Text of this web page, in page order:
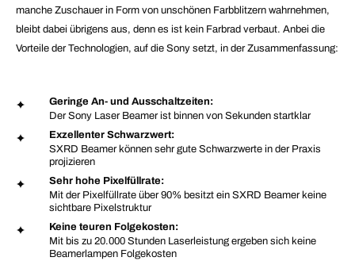
manche Zuschauer in Form von unschönen Farbblitzern wahrnehmen,
bleibt dabei übrigens aus, denn es ist kein Farbrad verbaut. Anbei die
Vorteile der Technologien, auf die Sony setzt, in der Zusammenfassung:
Geringe An- und Ausschaltzeiten:
Der Sony Laser Beamer ist binnen von Sekunden startklar
Exzellenter Schwarzwert:
SXRD Beamer können sehr gute Schwarzwerte in der Praxis
projizieren
Sehr hohe Pixelfüllrate:
Mit der Pixelfüllrate über 90% besitzt ein SXRD Beamer keine
sichtbare Pixelstruktur
Keine teuren Folgekosten:
Mit bis zu 20.000 Stunden Laserleistung ergeben sich keine
Beamerlampen Folgekosten